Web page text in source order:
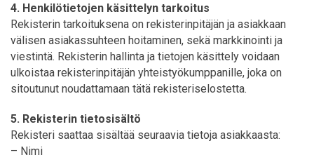
4. Henkilötietojen käsittelyn tarkoitus
Rekisterin tarkoituksena on rekisterinpitäjän ja asiakkaan
välisen asiakassuhteen hoitaminen, sekä markkinointi ja
viestintä. Rekisterin hallinta ja tietojen käsittely voidaan
ulkoistaa rekisterinpitäjän yhteistyökumppanille, joka on
sitoutunut noudattamaan tätä rekisteriselostetta.
5. Rekisterin tietosisältö
Rekisteri saattaa sisältää seuraavia tietoja asiakkaasta:
– Nimi